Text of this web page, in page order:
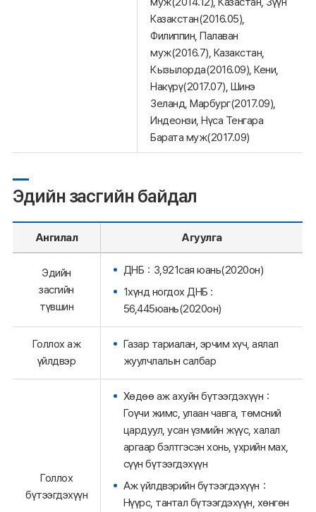
Казакстан(2016.05),
Филиппин, Палаван
муж(2016.7), Казакстан,
Кызылорда(2016.09), Кени,
Накүрү(2017.07), Шинэ
Зеланд, Марбург(2017.09),
Индеонзи, Нүса Тенгара
Барата муж(2017.09)
Эдийн засгийн байдал
Ангилал Агуулга
Эдийн
засгийн
түвшин
ДНБ：3,921сая юань(2020он)
1хүнд ногдох ДНБ :
56,445юань(2020он)
Голлох аж
үйлдвэр
Газар тариалан, эрчим хүч, аялал
жуулчлалын салбар
Голлох
бүтээгдэхүүн
Хөдөө аж ахуйн бүтээгдэхүүн：
Гоүчи жимс, улаан чавга, төмсний
цардуул, усан үзмийн жүүс, халал
аргаар бэлтгэсэн хонь, үхрийн мах,
сүүн бүтээгдэхүүн
Аж үйлдвэрийн бүтээгдэхүүн：
Нүүрс, тантал бүтээгдэхүүн, хөнгөн